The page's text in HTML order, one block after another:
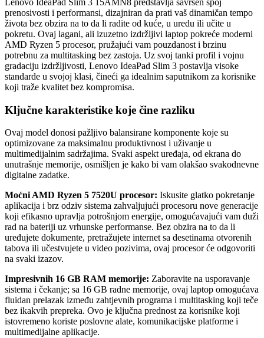
Lenovo IdeaPad Slim 3 15AMN8 predstavlja savršen spoj
prenosivosti i performansi, dizajniran da prati vaš dinamičan tempo
života bez obzira na to da li radite od kuće, u uredu ili učite u
pokretu. Ovaj lagani, ali izuzetno izdržljivi laptop pokreće moderni
AMD Ryzen 5 procesor, pružajući vam pouzdanost i brzinu
potrebnu za multitasking bez zastoja. Uz svoj tanki profil i vojnu
gradaciju izdržljivosti, Lenovo IdeaPad Slim 3 postavlja visoke
standarde u svojoj klasi, čineći ga idealnim saputnikom za korisnike
koji traže kvalitet bez kompromisa.
Ključne karakteristike koje čine razliku
Ovaj model donosi pažljivo balansirane komponente koje su
optimizovane za maksimalnu produktivnost i uživanje u
multimedijalnim sadržajima. Svaki aspekt uređaja, od ekrana do
unutrašnje memorije, osmišljen je kako bi vam olakšao svakodnevne
digitalne zadatke.
Moćni AMD Ryzen 5 7520U procesor: Iskusite glatko pokretanje
aplikacija i brz odziv sistema zahvaljujući procesoru nove generacije
koji efikasno upravlja potrošnjom energije, omogućavajući vam duži
rad na bateriji uz vrhunske performanse. Bez obzira na to da li
uređujete dokumente, pretražujete internet sa desetinama otvorenih
tabova ili učestvujete u video pozivima, ovaj procesor će odgovoriti
na svaki izazov.
Impresivnih 16 GB RAM memorije: Zaboravite na usporavanje
sistema i čekanje; sa 16 GB radne memorije, ovaj laptop omogućava
fluidan prelazak između zahtjevnih programa i multitasking koji teče
bez ikakvih prepreka. Ovo je ključna prednost za korisnike koji
istovremeno koriste poslovne alate, komunikacijske platforme i
multimedijalne aplikacije.